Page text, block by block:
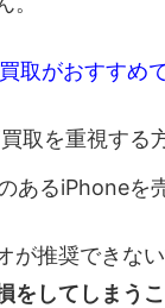
取がおすすめ
取を重視する
あるiPhoneを
が推奨できな
をしてしまう